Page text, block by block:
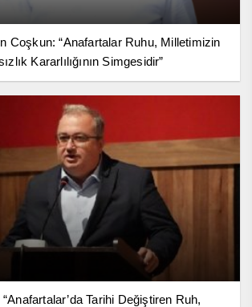
Coşkun: “Anafartalar Ruhu, Milletimizin
Kararlılığının Simgesidir”
Tarihi Değiştiren Ruh,